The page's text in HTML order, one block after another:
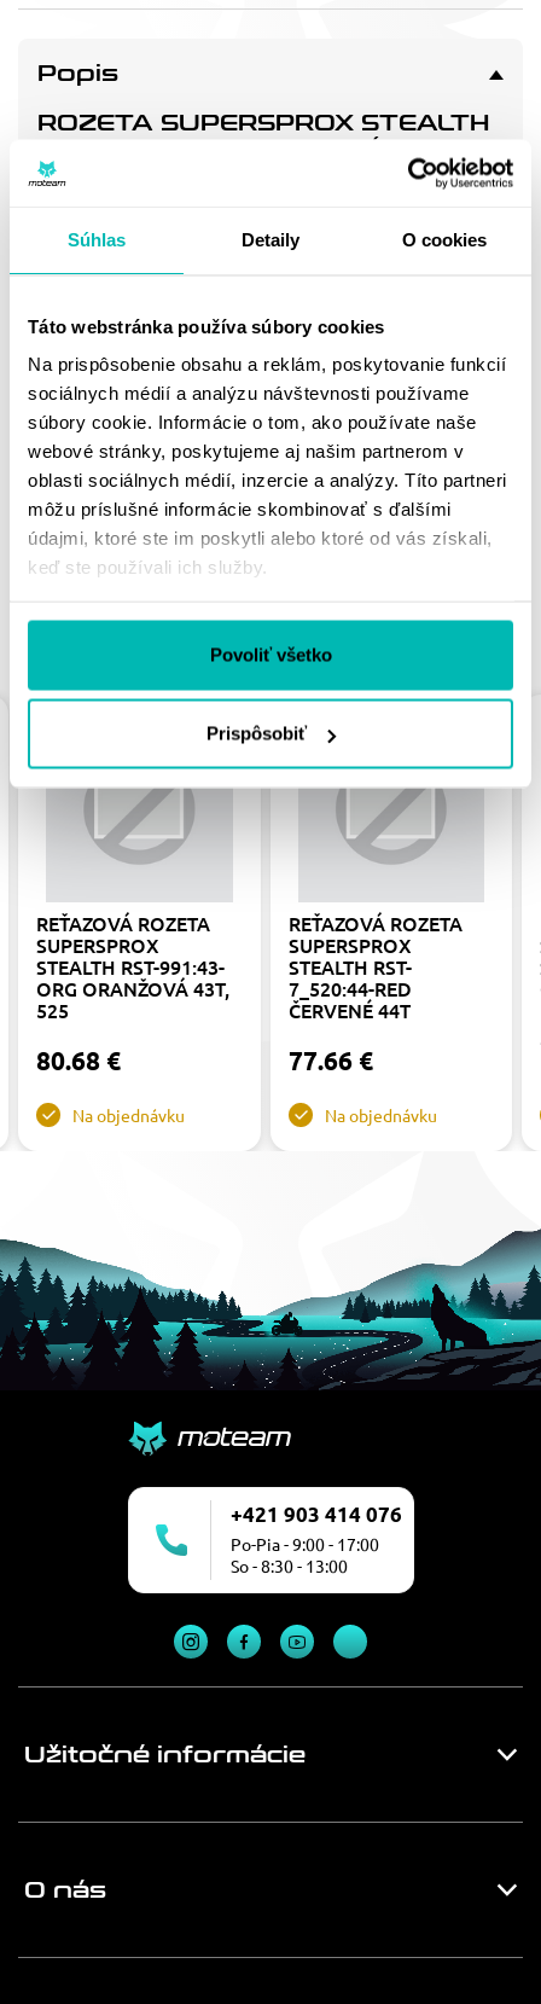
Súhlas Detaily O cookies
Táto webstránka používa súbory cookies
Na prispôsobenie obsahu a reklám, poskytovanie funkcií
sociálnych médií a analýzu návštevnosti používame
súbory cookie. Informácie o tom, ako používate naše
webové stránky, poskytujeme aj našim partnerom v
oblasti sociálnych médií, inzercie a analýzy. Títo partneri
môžu príslušné informácie skombinovať s ďalšími
údajmi, ktoré ste im poskytli alebo ktoré od vás získali,
keď ste používali ich služby.
Povoliť všetko
Prispôsobiť
Popis
ROZETA SUPERSPROX STEALTH
RST-998:50-BLU MODRÁ 50T,
428
s nejpevnějším snýtováním na trhu. 3x delší životnost než
Doprava a vrátenie
MOHLO BY SA VÁM
PÁČIŤ
PODOBNÉ PRODUKTY
REŤAZOVÁ ROZETA
SUPERSPROX
STEALTH RST-991:43-
ORG ORANŽOVÁ 43T,
525
80.68 €
Na objednávku
REŤAZOVÁ ROZETA
SUPERSPROX
STEALTH RST-
7_520:44-RED
ČERVENÉ 44T
77.66 €
Na objednávku
+421 903 414 076
Po-Pia - 9:00 - 17:00
So - 8:30 - 13:00
Užitočné informácie
O nás